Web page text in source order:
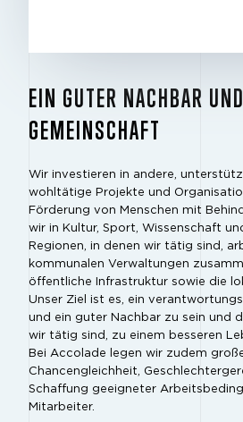
EIN GUTER NACHBAR
GEMEINSCHAFT
Wir investieren in andere,
wohltätige Projekte und
Förderung von Menschen mit
wir in Kultur, Sport, Wissenschaft
Regionen, in denen wir tätig sind,
kommunalen Verwaltungen
öffentliche Infrastruktur sowie die
Unser Ziel ist es, ein
und ein guter Nachbar zu sein und
wir tätig sind, zu einem besseren
Bei Accolade legen wir zudem
Chancengleichheit,
Schaffung geeigneter
Mitarbeiter.